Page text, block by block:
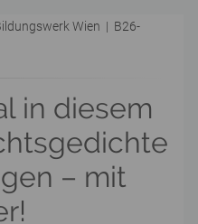
Wien | B26-
in diesem
– mit